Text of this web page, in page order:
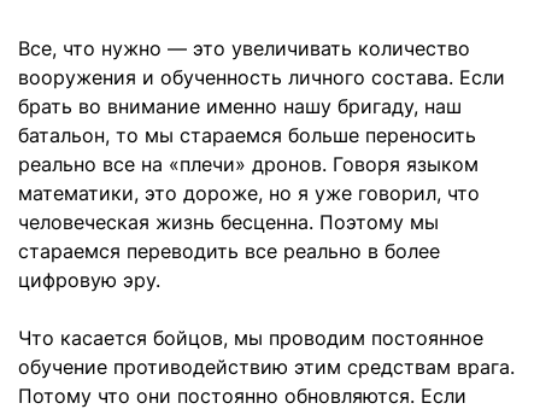
Все, что нужно — это увеличивать количество
вооружения и обученность личного состава. Если
брать во внимание именно нашу бригаду, наш
батальон, то мы стараемся больше переносить
реально все на «плечи» дронов. Говоря языком
математики, это дороже, но я уже говорил, что
человеческая жизнь бесценна. Поэтому мы
стараемся переводить все реально в более
цифровую эру.
Что касается бойцов, мы проводим постоянное
обучение противодействию этим средствам врага.
Потому что они постоянно обновляются. Если